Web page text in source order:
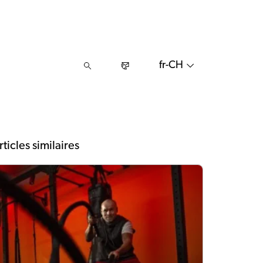
fr-CH
similaires